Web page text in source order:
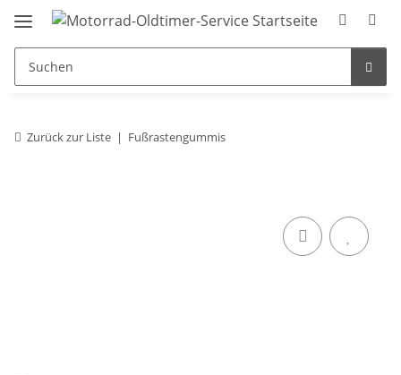
Zurück zur Liste Fußrastengummis